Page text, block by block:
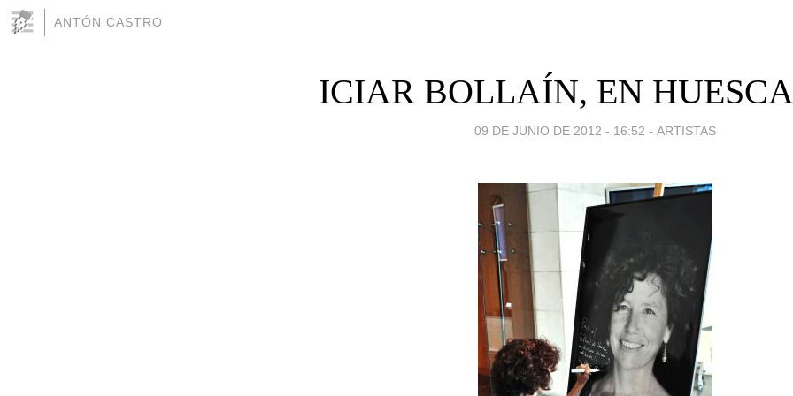
ANTÓN CASTRO
ICIAR BOLLAÍN, EN
09 DE JUNIO DE 2012 - 16:52 - ARTISTAS